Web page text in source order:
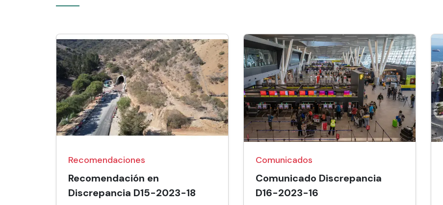
Recomendaciones
Recomendación en
Discrepancia D15-2023-18
Comunicados
Comunicado Discrepancia
D16-2023-16